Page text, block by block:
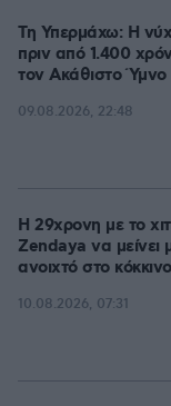
Τη Υπερμάχω: Η
πριν από 1.400
τον Ακάθιστο Ύμνο
09.08.2026, 22:48
Η 29χρονη με το
Zendaya να μείνει
ανοιχτό στο
10.08.2026, 07:31